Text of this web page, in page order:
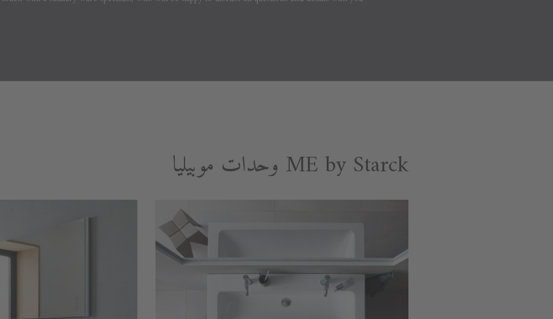
ME by Starck وحدات موبيليا